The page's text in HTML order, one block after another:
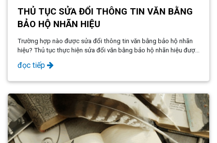
THỦ TỤC SỬA ĐỔI THÔNG TIN VĂN BẰNG
BẢO HỘ NHÃN HIỆU
Trường hợp nào được sửa đổi thông tin văn bằng bảo hộ nhãn
hiệu? Thủ tục thực hiện sửa đổi văn bằng bảo hộ nhãn hiệu được
thực hiện ra sao?
đọc tiếp